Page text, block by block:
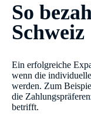
So
Schweiz
Ein erfolgreiche
wenn die
werden. Zum
die
betrifft.